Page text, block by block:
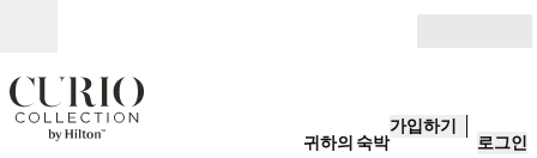
귀하의 숙박
가입하기
로그인